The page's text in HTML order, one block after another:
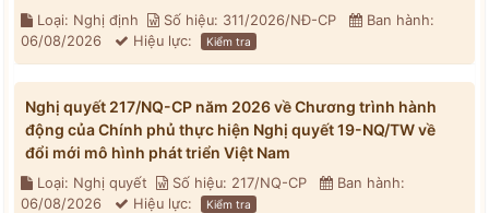
Loại: Nghị định Số hiệu: 311/2026/NĐ-CP
Ban hành:
06/08/2026
Hiệu lực: Kiểm tra
Nghị quyết 217/NQ-CP năm 2026 về Chương trình hành
động của Chính phủ thực hiện Nghị quyết 19-NQ/TW về
đổi mới mô hình phát triển Việt Nam
Loại: Nghị quyết Số hiệu: 217/NQ-CP
Ban hành:
06/08/2026
Hiệu lực: Kiểm tra